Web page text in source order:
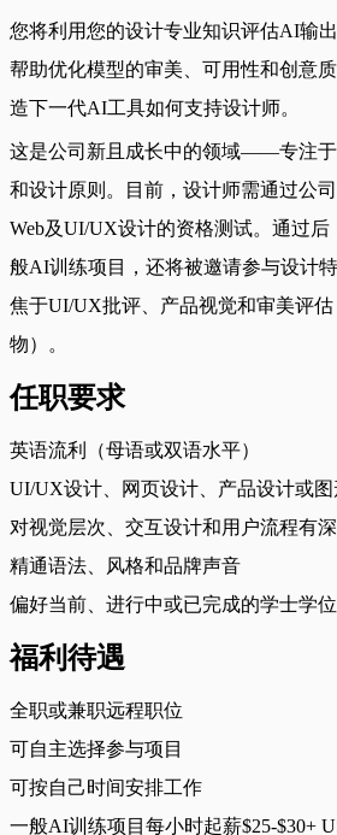
您将利用您的设计专业知识评估AI输
帮助优化模型的审美、可用性和创意
造下一代AI工具如何支持设计师。
这是公司新且成长中的领域——专注
和设计原则。目前，设计师需通过公
Web及UI/UX设计的资格测试。通过
般AI训练项目，还将被邀请参与设计
焦于UI/UX批评、产品视觉和审美评
物）。
任职要求
英语流利（母语或双语水平）
UI/UX设计、网页设计、产品设计或
对视觉层次、交互设计和用户流程有
精通语法、风格和品牌声音
偏好当前、进行中或已完成的学士学位
福利待遇
全职或兼职远程职位
可自主选择参与项目
可按自己时间安排工作
一般AI训练项目每小时起薪$25-$30+